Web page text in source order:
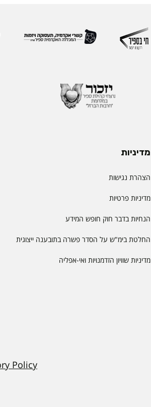
מדיניות
הצהרת נגישות
מדיניות פרטיות
הנחיות בדבר חוק חופש המידע
החלטת בימ"ש על הסדר פשרה בתובענה ייצוגית
מדיניות שוויון הזדמנויות ואי-אפליה
Policy